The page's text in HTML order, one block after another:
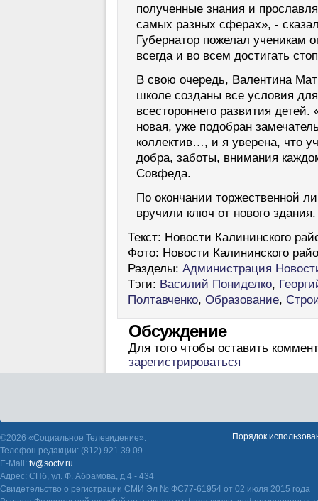
полученные знания и
самых разных сферах», -
Губернатор пожелал ученикам
всегда и во всем достигать
В свою очередь, Валентина
школе созданы все условия
всестороннего развития
новая, уже подобран
коллектив…, и я уверена, что
добра, заботы, внимания
Совфеда.
По окончании торжественной
вручили ключ от нового здания.
Текст: Новости Калининского
Фото: Новости Калининского
Разделы: Администрация
Тэги: Василий Пониделко,
Полтавченко, Образование,
Обсуждение
Для того чтобы оставить
зарегистрироваться
©2026 «Социальное Телевидение».
Телефон редакции: (812) 921 39 09
E-Mail: tv@soctv.ru
Адрес: СПб, ул. Ф. Абрамова, д 4 - 434
Свидетельство о регистрации СМИ Эл № ФС77-61954 от 02 июля 2015 года
Порядок